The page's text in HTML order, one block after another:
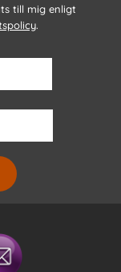
till mig enligt
.